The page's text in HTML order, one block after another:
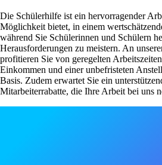
Die Schülerhilfe ist ein hervorragender
Möglichkeit bietet, in einem
während Sie Schülerinnen und Schülern
Herausforderungen zu meistern. An
profitieren Sie von geregelten
Einkommen und einer unbefristeten
Basis. Zudem erwartet Sie ein
Mitarbeiterrabatte, die Ihre Arbeit bei uns